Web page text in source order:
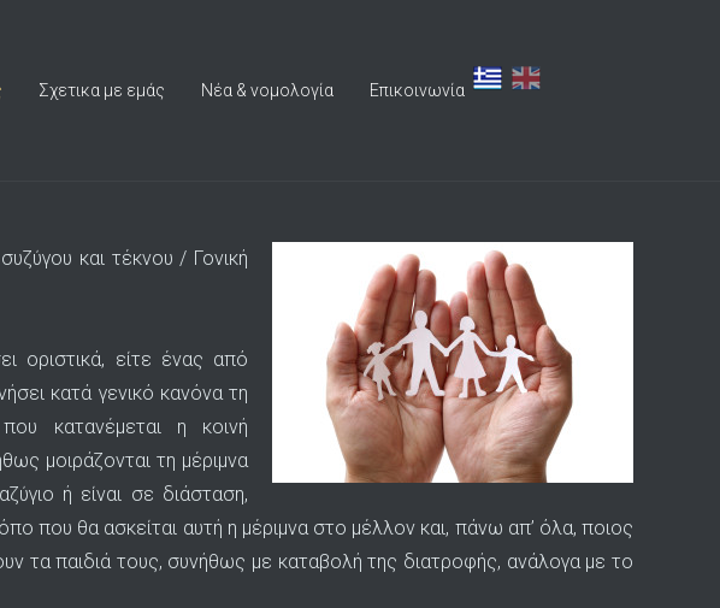
Σχετικα με εμάς Νέα & νομολογία Επικοινωνία
και τέκνου / Γονική
οριστικά, είτε ένας από
κατά γενικό κανόνα τη
κατανέμεται η κοινή
μοιράζονται τη μέριμνα
ή είναι σε διάσταση,
που θα ασκείται αυτή η μέριμνα στο μέλλον και, πάνω απ’ όλα, ποιος
τα παιδιά τους, συνήθως με καταβολή της διατροφής, ανάλογα με το